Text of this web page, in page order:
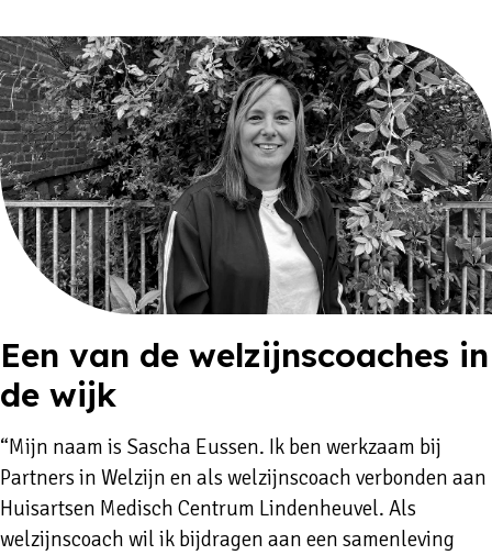
Een van de welzijnscoaches in
de wijk
“Mijn naam is Sascha Eussen. Ik ben werkzaam bij
Partners in Welzijn en als welzijnscoach verbonden aan
Huisartsen Medisch Centrum Lindenheuvel. Als
welzijnscoach wil ik bijdragen aan een samenleving